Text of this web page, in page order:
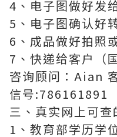
4、电子图做好发
5、电子图确认好
6、成品做好拍照
7、快递给客户（
咨询顾问：Aian
信号:786161891
三、真实网上可查
1、教育部学历学